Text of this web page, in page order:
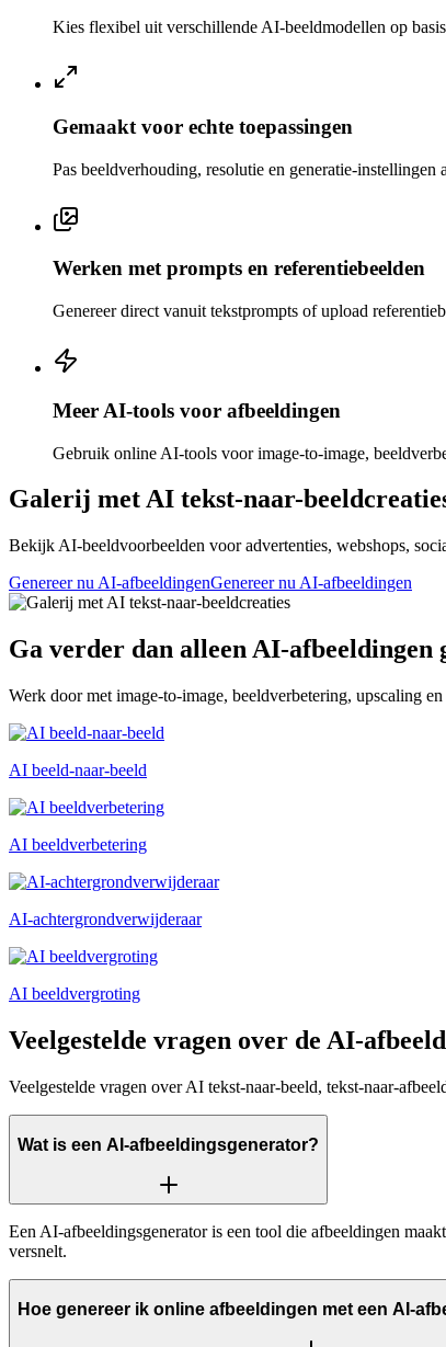
Kies flexibel uit verschillende AI-beeldmodellen op
Gemaakt voor echte toepassingen
Pas beeldverhouding, resolutie en generatie-instellingen
Werken met prompts en referentiebeelden
Genereer direct vanuit tekstprompts of upload
Meer AI-tools voor afbeeldingen
Gebruik online AI-tools voor image-to-image,
Galerij met AI tekst-naar-
Bekijk AI-beeldvoorbeelden voor advertenties, webshops,
Genereer nu AI-afbeeldingenGenereer nu AI-afbeeldingen
Ga verder dan alleen AI-afbeeldingen
Werk door met image-to-image, beeldverbetering, upscaling
AI beeld-naar-beeld
AI beeldverbetering
AI-achtergrondverwijderaar
AI beeldvergroting
Veelgestelde vragen over de AI-
Veelgestelde vragen over AI tekst-naar-beeld, tekst-naar-
Wat is een AI-afbeeldingsgenerator?
Een AI-afbeeldingsgenerator is een tool die afbeeldingen
versnelt.
Hoe genereer ik online afbeeldingen met een AI-